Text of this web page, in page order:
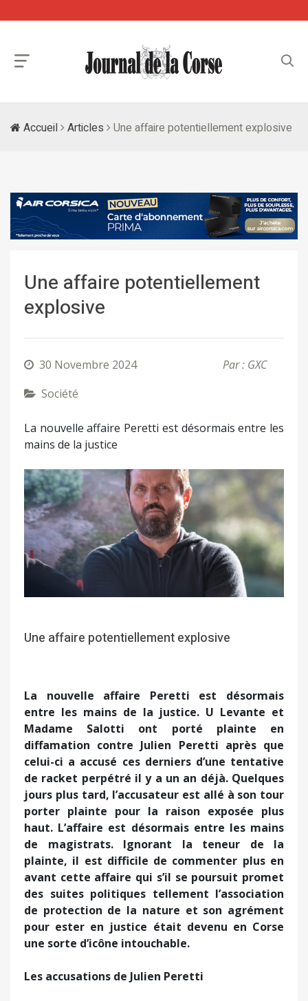
Accueil Articles Une affaire potentiellement explosive
Une affaire potentiellement
explosive
30 Novembre 2024
Par : GXC
Société
La nouvelle affaire Peretti est désormais entre les
mains de la justice
Une affaire potentiellement explosive
La nouvelle affaire Peretti est désormais
entre les mains de la justice. U Levante et
Madame Salotti ont porté plainte en
diffamation contre Julien Peretti après que
celui-ci a accusé ces derniers d’une tentative
de racket perpétré il y a un an déjà. Quelques
jours plus tard, l’accusateur est allé à son tour
porter plainte pour la raison exposée plus
haut. L’affaire est désormais entre les mains
de magistrats. Ignorant la teneur de la
plainte, il est difficile de commenter plus en
avant cette affaire qui s’il se poursuit promet
des suites politiques tellement l’association
de protection de la nature et son agrément
pour ester en justice était devenu en Corse
une sorte d’icône intouchable.
Les accusations de Julien Peretti